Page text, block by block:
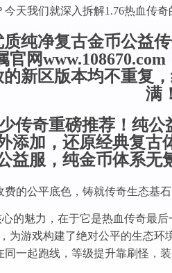
天我们就深入拆解1.76热血传奇
质纯净复古金币公益
官网
的新区版本均不重复
满！
传奇重磅推荐！纯公
添加，还原经典复古
益服，纯金币体系无
费的公平底色，铸就传奇生态基石
心的魅力，在于它是热血传奇最
为游戏构建了绝对公平的生态
同一起跑线，等级提升靠刷怪，